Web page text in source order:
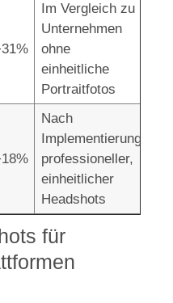
Im Vergleich zu
Unternehmen
ohne
einheitliche
Portraitfotos
Nach
Implementierung
professioneller,
einheitlicher
Headshots
für